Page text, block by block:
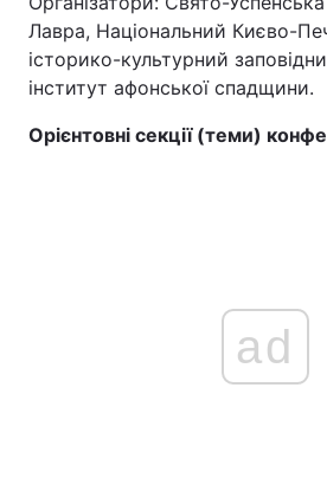
Лавра, Національний Києво-
історико-культурний
інститут афонської спадщини.
Орієнтовні секції (теми)
ad